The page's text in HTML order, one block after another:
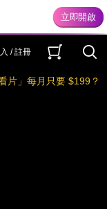
/ 註冊
片」每月只要 $199？